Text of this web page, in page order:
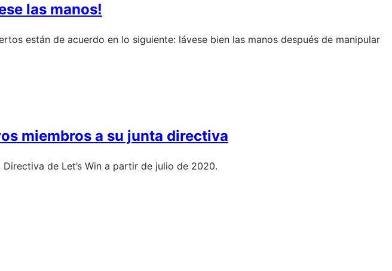
las manos!
están de acuerdo en lo siguiente: lávese bien las manos después de manipular
miembros a su junta directiva
de Let’s Win a partir de julio de 2020.